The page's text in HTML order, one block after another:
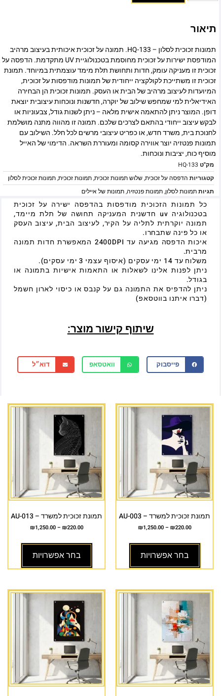
תיאור
תמונות זכוכית לסלון – HQ-133. תמונה על זכוכית איכותית בעיצוב מרהיב
המודפסת ישירות על זכוכית מחוסמת בטכנולוגיית UV מתקדמת. הדפסה על
זכוכית זו מעניקה עומק, חדות ותחושת תלת מימד עוצמתית במיוחד. תמונת
זכוכית זו משתייכת לקולקציה ייחודית של תמונות מודפסות על זכוכית,
המיועדות לעיצוב מרהיב של הבית או העסק. תמונות זכוכית הן הבחירה
האידיאלית למי שמחפש שילוב של יוקרה, חדשנות ונוכחות עיצובית יוצאת
דופן. המוצר ניתן להתאמה אישית מלאה – ניתן לשנות גודל, צבעוניות או
לבקש עיצוב ייחודי בהתאם לצרכים שלכם. תמונה זו מהווה מתנה מושלמת
לחנוכת בית, משרד חדש, או כפריט עיצובי מרשים לכל חלל. השילוב עם
תמונות פנטזיה יוצר אווירה קסומה ומעוררת השראה. הדימוי של האייל
מוסיף כוח, יציבות ונוכחות.
מק"ט HQ-133
קטגוריות הדפסה על זכוכית,שלוש תמונות זכוכית,תמונות זכוכית,תמונות זכוכית לסלון
תגיותתמונות לסלון,תמונות פנטזיה,תמונות של איילים
כל תמונות הזכוכית מודפסות בהדפסה ישירה על זכוכית
בטכנולוגיה uv חדשנית המעניקה תחושה של תלת מיימד,
תמונה יוקרתית לתליה על הקיר, לעיצוב הבית, עיצוב העסק
או כל פינה שתבחרו.
איכות הדפסה מגיעה עד 2400DPI המאפשרת חדות תמונה
מרבית.
משלוח עד 14 ימי עסקים (איסוף עצמי 3 ימי עסקים).
ניתן לפנות אלינו לשאלות או התאמות אישיות בתמונה או
בגודל.
ניתן להדפיס את התמונה גם על קנבס או כיסוי לארון חשמל
(דברו איתנו בווטסאפ)
שיתוף קישור מוצר:
פייסבוק וואטסאפ דוא״ל
תמונת זכוכית למשרד – AU-003
₪220.00
–
₪1,250.00
בחר אפשרויות
תמונת זכוכית למשרד – AU-013
₪220.00
–
₪1,250.00
בחר אפשרויות